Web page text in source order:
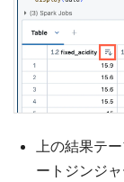
上の結果テ
ートジンジ